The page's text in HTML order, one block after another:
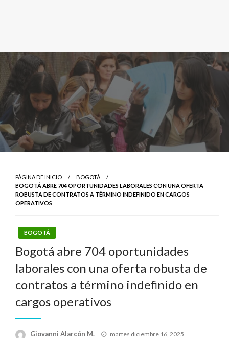
PÁGINA DE INICIO
BOGOTÁ
BOGOTÁ ABRE 704 OPORTUNIDADES LABORALES CON UNA OFERTA
ROBUSTA DE CONTRATOS A TÉRMINO INDEFINIDO EN CARGOS
OPERATIVOS
BOGOTÁ
Bogotá abre 704 oportunidades
laborales con una oferta robusta de
contratos a término indefinido en
cargos operativos
Giovanni Alarcón M.
Publicado
martes diciembre 16, 2025